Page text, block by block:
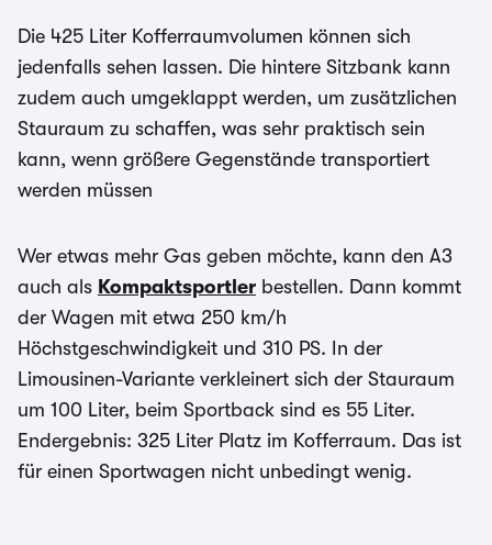
Die 425 Liter Kofferraumvolumen können sich
jedenfalls sehen lassen. Die hintere Sitzbank kann
zudem auch umgeklappt werden, um zusätzlichen
Stauraum zu schaffen, was sehr praktisch sein
kann, wenn größere Gegenstände transportiert
werden müssen
Wer etwas mehr Gas geben möchte, kann den A3
auch als Kompaktsportler bestellen. Dann kommt
der Wagen mit etwa 250 km/h
Höchstgeschwindigkeit und 310 PS. In der
Limousinen-Variante verkleinert sich der Stauraum
um 100 Liter, beim Sportback sind es 55 Liter.
Endergebnis: 325 Liter Platz im Kofferraum. Das ist
für einen Sportwagen nicht unbedingt wenig.